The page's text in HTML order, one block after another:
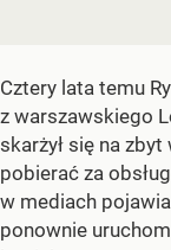
Cztery lata temu
z warszawskiego
skarżył się na
pobierać za
w mediach
ponownie